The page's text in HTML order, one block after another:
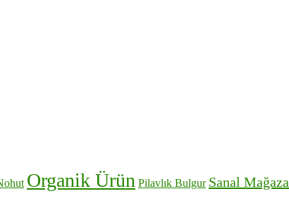
Organik Ürün Pilavlık Bulgur Sanal Mağaza